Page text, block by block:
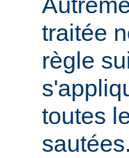
traitée
règle
toutes
sautées.